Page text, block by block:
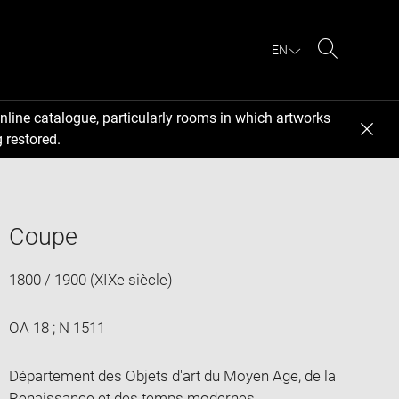
EN
catalogue, particularly rooms in which artworks
restored.
Coupe
1800 / 1900 (XIXe siècle)
OA 18 ; N 1511
Département des Objets d'art du Moyen Age, de la